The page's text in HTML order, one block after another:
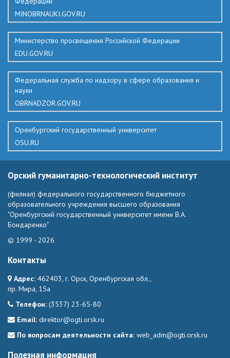
MINOBRNAUKI.GOV.RU
Министерство просвещения Российской Федерации
EDU.GOV.RU
Федеральная служба по надзору в сфере образования и
науки
OBRNADZOR.GOV.RU
Оренбургский государственный университет
OSU.RU
Орский гуманитарно-технологический институт
(филиал) федерального государственного бюджетного
образовательного учреждения высшего образования
"Оренбургский государственный университет имени В.А.
Бондаренко"
© 1999 - 2026
Контакты
Адрес: 462403, г. Орск, Оренбургская обл.,
пр. Мира, 15а
Телефон: (3537) 23-65-80
Email: direktor@ogti.orsk.ru
По вопросам деятельности сайта: web_adm@ogti.orsk.ru
Полезная информация